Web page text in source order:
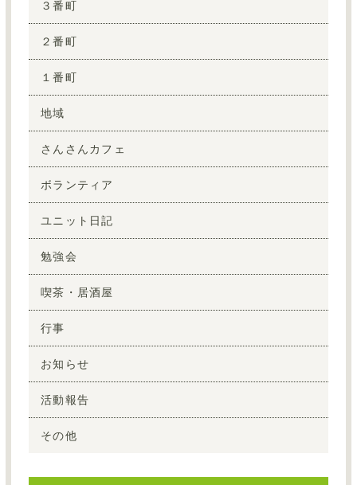
３番町
２番町
１番町
地域
さんさんカフェ
ボランティア
ユニット日記
勉強会
喫茶・居酒屋
行事
お知らせ
活動報告
その他